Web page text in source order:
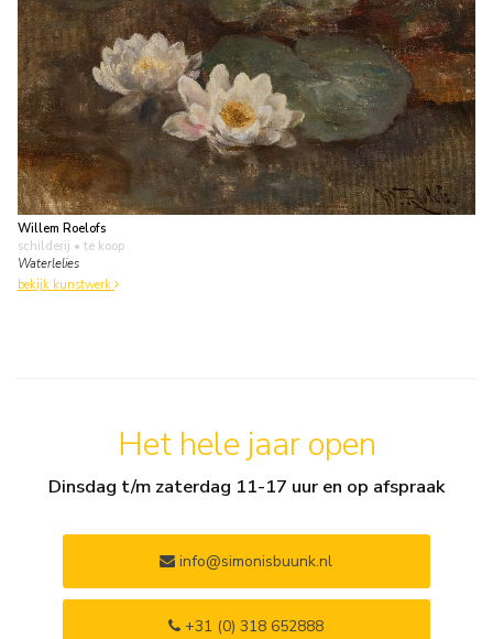
Willem Roelofs
schilderij • te koop
Waterlelies
bekijk kunstwerk
Het hele jaar open
Dinsdag t/m zaterdag 11-17 uur en op afspraak
info@simonisbuunk.nl
+31 (0) 318 652888